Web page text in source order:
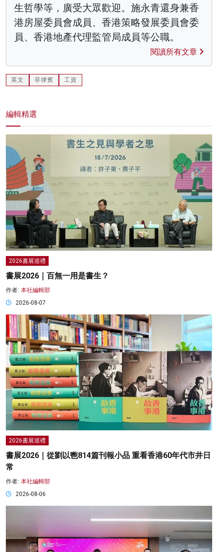
生哲學等，廣受大眾歡迎。施永青還身兼香
港房屋委員會成員、香港策略發展委員會委
員、香港地產代理監管局成員等公職。
閱讀所有文章
英文 菲律賓 工資
編輯精選
2026書展巡禮
書展2026｜百無一用是書生？
作者: 本社編輯部
2026-08-07
2026書展巡禮
書展2026｜從劉以鬯814篇刊報小品 重看香港60年代市井日
常
作者: 本社編輯部
2026-08-06